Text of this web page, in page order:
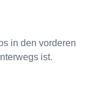
in den vorderen
ist.